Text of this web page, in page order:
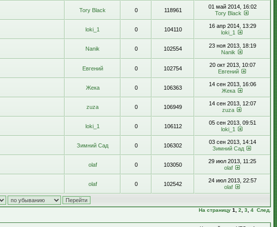
Tory Black 0 118961
01 май 2014, 16:02
Tory Black
loki_1 0 104110
16 апр 2014, 13:29
loki_1
Nanik 0 102554
23 ноя 2013, 18:19
Nanik
Евгений 0 102754
20 окт 2013, 10:07
Евгений
Жека 0 106363
14 сен 2013, 16:06
Жека
zuza 0 106949
14 сен 2013, 12:07
zuza
loki_1 0 106112
05 сен 2013, 09:51
loki_1
Зимний Сад 0 106302
03 сен 2013, 14:14
Зимний Сад
olaf 0 103050
29 июл 2013, 11:25
olaf
olaf 0 102542
24 июл 2013, 22:57
olaf
На страницу 1 2 3 4 След.